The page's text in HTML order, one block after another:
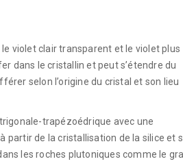
violet clair transparent et le violet plus
dans le cristallin et peut s’étendre du
selon l’origine du cristal et son lieu
trapézoédrique avec une
partir de la cristallisation de la silice et
les roches plutoniques comme le